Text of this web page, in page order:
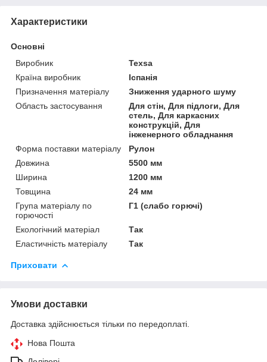
Характеристики
Основні
Виробник
Texsa
Країна виробник
Іспанія
Призначення матеріалу
Зниження ударного шуму
Область застосування
Для стін, Для підлоги, Для
стель, Для каркасних
конструкцій, Для
інженерного обладнання
Форма поставки матеріалу
Рулон
Довжина
5500 мм
Ширина
1200 мм
Товщина
24 мм
Група матеріалу по
горючості
Г1 (слабо горючі)
Екологічний матеріал
Так
Еластичність матеріалу
Так
Приховати
Умови доставки
Доставка здійснюється тільки по передоплаті.
Нова Пошта